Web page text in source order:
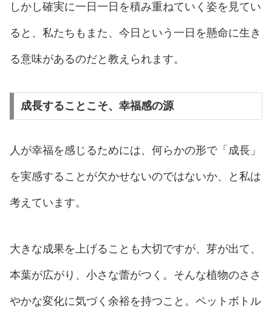
しかし確実に一日一日を積み重ねていく姿を見てい
ると、私たちもまた、今日という一日を懸命に生き
る意味があるのだと教えられます。
成長することこそ、幸福感の源
人が幸福を感じるためには、何らかの形で「成長」
を実感することが欠かせないのではないか、と私は
考えています。
大きな成果を上げることも大切ですが、芽が出て、
本葉が広がり、小さな蕾がつく。そんな植物のささ
やかな変化に気づく余裕を持つこと。ペットボトル